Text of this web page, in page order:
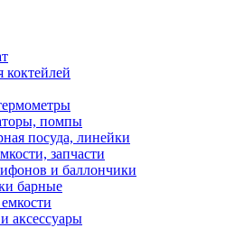
коктейлей
помпы
посуда, линейки
запчасти
и баллончики
барные
аксессуары